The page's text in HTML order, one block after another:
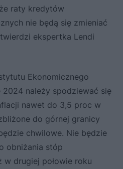
raty kredytów
nie będą się zmieniać
ekspertka Lendi
Ekonomicznego
należy spodziewać się
nawet do 3,5 proc w
do górnej granicy
chwilowe. Nie będzie
obniżania stóp
drugiej połowie roku